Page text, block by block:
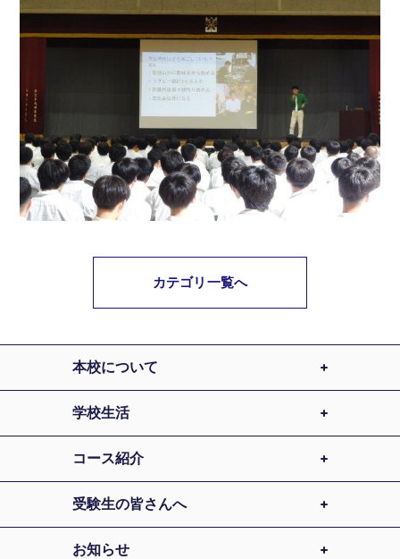
カテゴリ一覧へ
本校について
学校生活
コース紹介
受験生の皆さんへ
お知らせ